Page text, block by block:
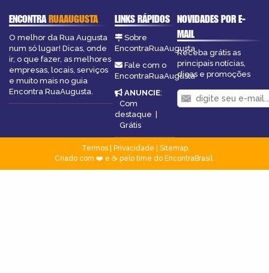
ENCONTRARUAAUGUSTA
O melhor da Rua Augusta
num só lugar! Dicas, onde
ir, o que fazer, as melhores
empresas, locais, serviços
e muito mais no guia
Encontra RuaAugusta.
LINKS RÁPIDOS
Sobre
EncontraRuaAugusta
Fale com o
EncontraRuaAugusta
ANUNCIE:
Com
destaque
Grátis
NOVIDADES POR E-
MAIL
Receba grátis as
principais notícias,
dicas e promoções
Termos| Privacidade
Sitemap
Criado com ❤️ e ☕ pelo time do EncontraBrasil